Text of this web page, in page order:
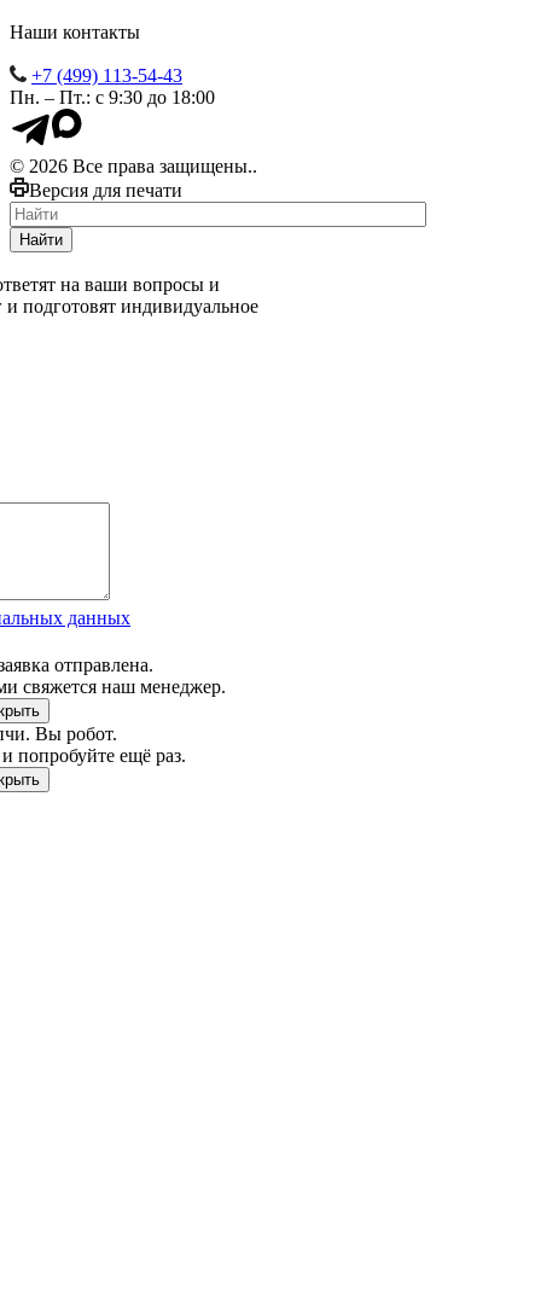
Наши контакты
+7 (499) 113-54-43
Пн. – Пт.: с 9:30 до 18:00
© 2026 Все права защищены..
Версия для печати
Найти
на ваши вопросы и
и подготовят индивидуальное
данных
отправлена.
свяжется наш менеджер.
Вы робот.
попробуйте ещё раз.